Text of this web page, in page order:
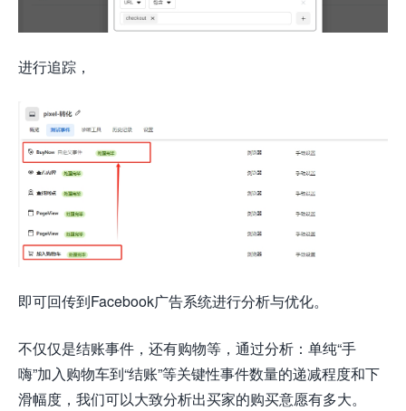
进行追踪，
即可回传到Facebook广告系统进行分析与优化。
不仅仅是结账事件，还有购物等，通过分析：单纯“手
嗨”加入购物车到“结账”等关键性事件数量的递减程度和下
滑幅度，我们可以大致分析出买家的购买意愿有多大。